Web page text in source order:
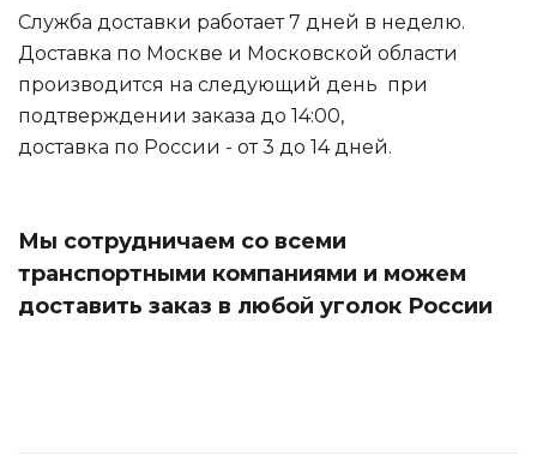
Служба доставки работает 7 дней в неделю.
Доставка по Москве и Московской области
производится на следующий день при
подтверждении заказа до 14:00,
доставка по России - от 3 до 14 дней.
Мы сотрудничаем со всеми
транспортными компаниями и можем
доставить заказ в любой уголок России